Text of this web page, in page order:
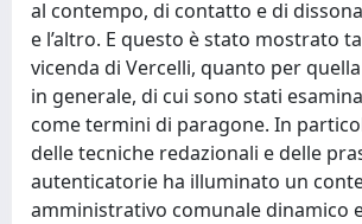
al contempo, di contatto e di
e l’altro. E questo è stato mostrato
vicenda di Vercelli, quanto per
in generale, di cui sono stati
come termini di paragone. In
delle tecniche redazionali e delle
autenticatorie ha illuminato un
amministrativo comunale dinamico